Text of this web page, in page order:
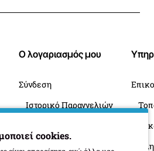
Ο λογαριασμός μου
Σύνδεση
Ιστορικό Παραγγελιών
cookies.